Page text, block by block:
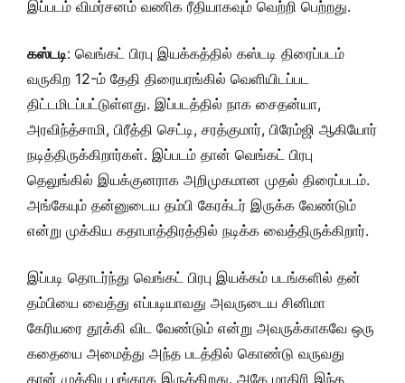
இப்படம் விமர்சனம் வணிக ரீதியாகவும் வெற்றி பெற்றது.
கஸ்டடி: வெங்கட் பிரபு இயக்கத்தில் கஸ்டடி திரைப்படம்
வருகிற 12-ம் தேதி திரையரங்கில் வெளியிடப்பட
திட்டமிடப்பட்டுள்ளது. இப்படத்தில் நாக சைதன்யா,
அரவிந்த்சாமி, பிரீத்தி செட்டி, சரத்குமார், பிரேம்ஜி ஆகியோர்
நடித்திருக்கிறார்கள். இப்படம் தான் வெங்கட் பிரபு
தெலுங்கில் இயக்குனராக அறிமுகமான முதல் திரைப்படம்.
அங்கேயும் தன்னுடைய தம்பி கேரக்டர் இருக்க வேண்டும்
என்று முக்கிய கதாபாத்திரத்தில் நடிக்க வைத்திருக்கிறார்.
இப்படி தொடர்ந்து வெங்கட் பிரபு இயக்கம் படங்களில் தன்
தம்பியை வைத்து எப்படியாவது அவருடைய சினிமா
கேரியரை தூக்கி விட வேண்டும் என்று அவருக்காகவே ஒரு
கதையை அமைத்து அந்த படத்தில் கொண்டு வருவது
தான் முக்கிய பங்காக இருக்கிறது. அதே மாதிரி இந்த